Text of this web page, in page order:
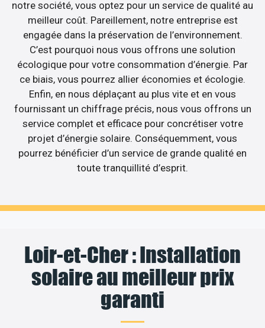
notre société, vous optez pour un service de qualité au
meilleur coût. Pareillement, notre entreprise est
engagée dans la préservation de l’environnement.
C’est pourquoi nous vous offrons une solution
écologique pour votre consommation d’énergie. Par
ce biais, vous pourrez allier économies et écologie.
Enfin, en nous déplaçant au plus vite et en vous
fournissant un chiffrage précis, nous vous offrons un
service complet et efficace pour concrétiser votre
projet d’énergie solaire. Conséquemment, vous
pourrez bénéficier d’un service de grande qualité en
toute tranquillité d’esprit.
Loir-et-Cher : Installation
solaire au meilleur prix
garanti